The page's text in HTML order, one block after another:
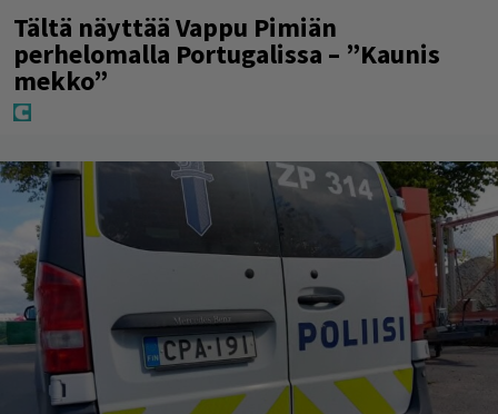
Tältä näyttää Vappu Pimiän
perhelomalla Portugalissa – ”Kaunis
mekko”